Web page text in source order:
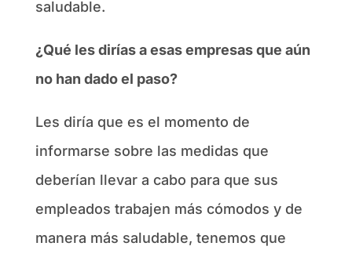
saludable.
¿Qué les dirías a esas empresas que aún
no han dado el paso?
Les diría que es el momento de
informarse sobre las medidas que
deberían llevar a cabo para que sus
empleados trabajen más cómodos y de
manera más saludable, tenemos que